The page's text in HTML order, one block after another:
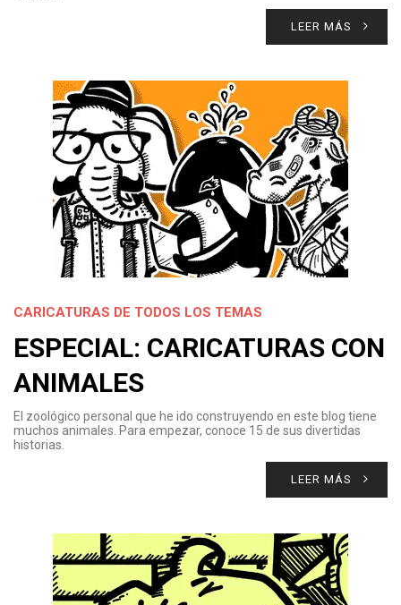
LEER MÁS
CARICATURAS DE TODOS LOS TEMAS
ESPECIAL: CARICATURAS CON
ANIMALES
El zoológico personal que he ido construyendo en este blog tiene
muchos animales. Para empezar, conoce 15 de sus divertidas
historias.
LEER MÁS